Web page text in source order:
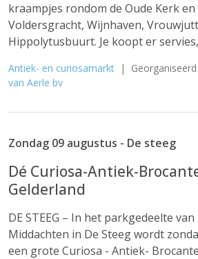
kraampjes rondom de Oude Kerk en
Voldersgracht, Wijnhaven,
Hippolytusbuurt. Je koopt er
Antiek- en curiosamarkt |
van Aerle bv
Zondag 09 augustus - De steeg
Dé Curiosa-Antiek-
Gelderland
DE STEEG – In het parkgedeelte
Middachten in De Steeg wordt
een grote Curiosa - Antiek-